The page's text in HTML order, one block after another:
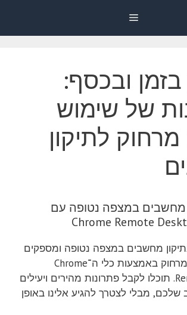
Menu
בזמן ובכסף:
של שימוש
לתיקון
מחשבים במצפה נטופה עם
מחשבים במצפה נטופה ומספקים
שירותי תמיכה מרחוק באמצעות כלי ה־Chrome
Remote Desktop. תוכלו לקבל פתרונות מהירים ויעילים
מבלי לצטרך להגיע אלינו באופן